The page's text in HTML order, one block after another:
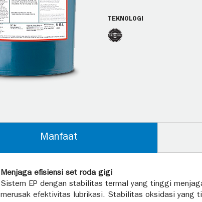
TEKNOLOGI
Manfaat
Menjaga efisiensi set roda gigi
Sistem EP dengan stabilitas termal yang tinggi
merusak efektivitas lubrikasi. Stabilitas oksidasi yang